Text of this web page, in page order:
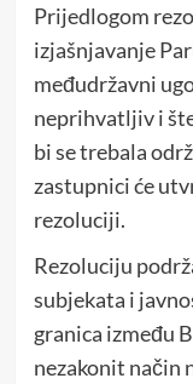
Prijedlogom
izjašnjavanje
međudržavni
neprihvatljiv i
bi se trebala
zastupnici će
rezoluciji.
Rezoluciju
subjekata i
granica između
nezakonit način